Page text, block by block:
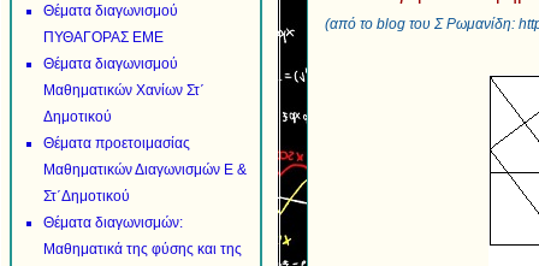
Θέματα διαγωνισμού
ΠΥΘΑΓΟΡΑΣ ΕΜΕ
Θέματα διαγωνισμού
Μαθηματικών Χανίων Στ΄
Δημοτικού
Θέματα προετοιμασίας
Μαθηματικών Διαγωνισμών Ε &
Στ΄Δημοτικού
Θέματα διαγωνισμών:
Μαθηματικά της φύσης και της
(από το blog του Σ Ρωμανίδη: